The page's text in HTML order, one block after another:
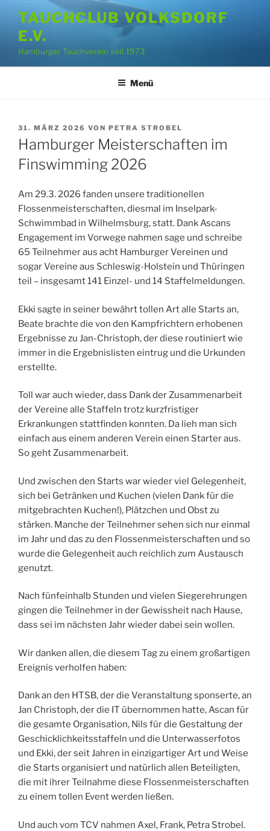
Inhalt
springen
TAUCHCLUB VOLKSDORF
E.V.
Hamburger Tauchverein seit 1973
Menü
VERÖFFENTLICHT
AM
31. MÄRZ 2026 VON PETRA STROBEL
Hamburger Meisterschaften im
Finswimming 2026
Am 29.3. 2026 fanden unsere traditionellen
Flossenmeisterschaften, diesmal im Inselpark-
Schwimmbad in Wilhelmsburg, statt. Dank Ascans
Engagement im Vorwege nahmen sage und schreibe
65 Teilnehmer aus acht Hamburger Vereinen und
sogar Vereine aus Schleswig-Holstein und Thüringen
teil – insgesamt 141 Einzel- und 14 Staffelmeldungen.
Ekki sagte in seiner bewährt tollen Art alle Starts an,
Beate brachte die von den Kampfrichtern erhobenen
Ergebnisse zu Jan-Christoph, der diese routiniert wie
immer in die Ergebnislisten eintrug und die Urkunden
erstellte.
Toll war auch wieder, dass Dank der Zusammenarbeit
der Vereine alle Staffeln trotz kurzfristiger
Erkrankungen stattfinden konnten. Da lieh man sich
einfach aus einem anderen Verein einen Starter aus.
So geht Zusammenarbeit.
Und zwischen den Starts war wieder viel Gelegenheit,
sich bei Getränken und Kuchen (vielen Dank für die
mitgebrachten Kuchen!), Plätzchen und Obst zu
stärken. Manche der Teilnehmer sehen sich nur einmal
im Jahr und das zu den Flossenmeisterschaften und so
wurde die Gelegenheit auch reichlich zum Austausch
genutzt.
Nach fünfeinhalb Stunden und vielen Siegerehrungen
gingen die Teilnehmer in der Gewissheit nach Hause,
dass sei im nächsten Jahr wieder dabei sein wollen.
Wir danken allen, die diesem Tag zu einem großartigen
Ereignis verholfen haben:
Dank an den HTSB, der die Veranstaltung sponserte, an
Jan Christoph, der die IT übernommen hatte, Ascan für
die gesamte Organisation, Nils für die Gestaltung der
Geschicklichkeitsstaffeln und die Unterwasserfotos
und Ekki, der seit Jahren in einzigartiger Art und Weise
die Starts organisiert und natürlich allen Beteiligten,
die mit ihrer Teilnahme diese Flossenmeisterschaften
zu einem tollen Event werden ließen.
Und auch vom TCV nahmen Axel, Frank, Petra Strobel.